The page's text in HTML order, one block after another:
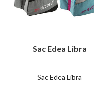
Sac Edea Libra
Sac Edea Libra